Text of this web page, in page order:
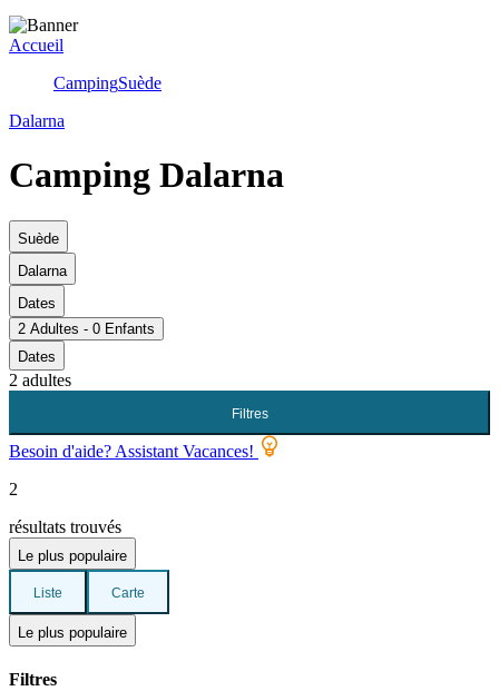
Accueil
CampingSuède
Dalarna
Camping Dalarna
Suède
Dalarna
Dates
2 Adultes - 0 Enfants
Dates
2 adultes
Filtres
Besoin d'aide? Assistant Vacances!
2
résultats trouvés
Le plus populaire
Liste Carte
Le plus populaire
Filtres